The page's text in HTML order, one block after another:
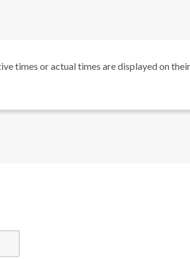
times or actual times are displayed on